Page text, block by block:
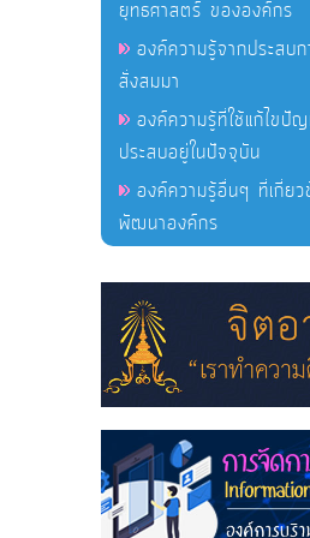
ยุทธศาสตร์ ขององค์กร
องค์ความรู้จากประสบ
สั่งสมมา
องค์ความรู้ที่ใช้แก้ไขปั
ประสบอยู่ในปัจจุบัน
องค์ความรู้อื่นๆ ที่เกี่ย
พัฒนาองค์กร